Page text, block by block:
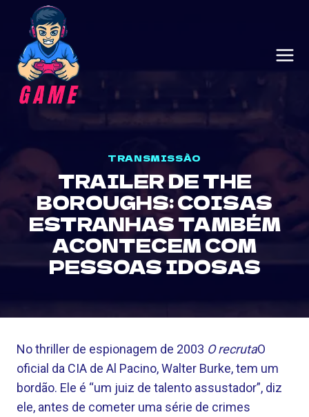
content
TRANSMISSÃO
TRAILER DE THE
BOROUGHS: COISAS
ESTRANHAS TAMBÉM
ACONTECEM COM
PESSOAS IDOSAS
No thriller de espionagem de 2003 O recrutaO
oficial da CIA de Al Pacino, Walter Burke, tem um
bordão. Ele é “um juiz de talento assustador”, diz
ele, antes de cometer uma série de crimes